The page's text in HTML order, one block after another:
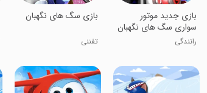
بازی جدید موتور
سواری سگ های نگهبان
رانندگی
‏بازی سگ های نگهبان
تفننی